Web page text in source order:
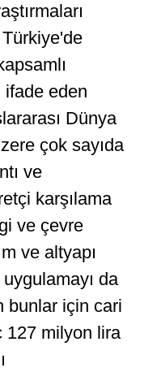
eden
Dünya
çok sayıda
ve
karşılama
ve çevre
ve altyapı
da
bunlar için cari
127 milyon lira